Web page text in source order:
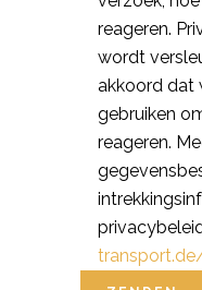
reageren.
wordt
akkoord dat
gebruiken
reageren.